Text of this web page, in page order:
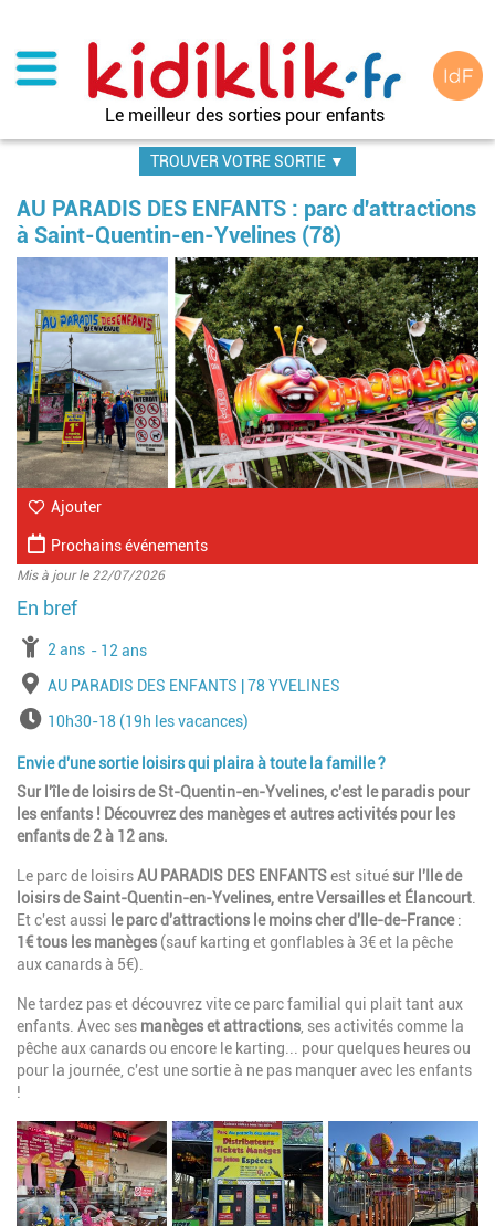
contenu
principal
Le meilleur des sorties pour enfants
TROUVER VOTRE SORTIE ▼
AU PARADIS DES ENFANTS : parc d'attractions
à Saint-Quentin-en-Yvelines (78)
Ajouter
Prochains événements
Mis à jour le 22/07/2026
à partir de
2 ans jusqu'à l'âge de
12 ans
Lieu
AU PARADIS DES ENFANTS | 78 YVELINES
Horaires10h30-18 (19h les vacances)
Envie d'une sortie loisirs qui plaira à toute la famille ?
Sur l'île de loisirs de St-Quentin-en-Yvelines, c'est le paradis pour
les enfants ! Découvrez des manèges et autres activités pour les
enfants de 2 à 12 ans.
Le parc de loisirsAU PARADIS DES ENFANTSest situésur l'Ile de
loisirs de Saint-Quentin-en-Yvelines, entre Versailles et Élancourt.
Et c'est aussi le parc d'attractions le moins cher d'Ile-de-France:
1€ tous les manèges (sauf karting et gonflables à 3€ et la pêche
aux canards à 5€).
Ne tardez pas et découvrez vite ce parc familial qui plait tant aux
enfants. Avec ses manèges et attractions, ses activités comme la
pêche aux canards ou encore le karting... pour quelques heures ou
pour la journée, c'est une sortie à ne pas manquer avec les enfants
!